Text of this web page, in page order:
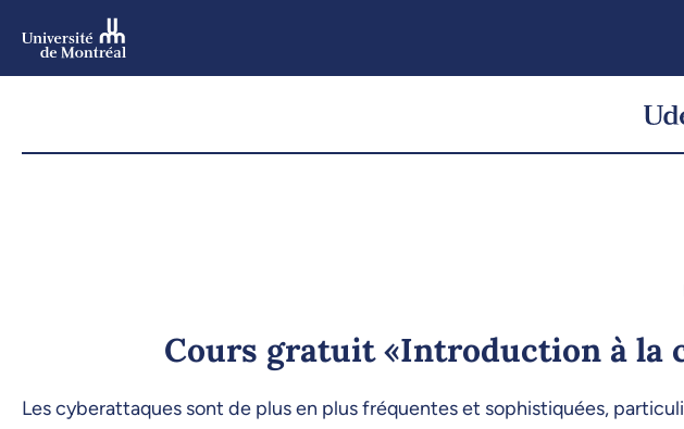
Cours gratuit «Introduction à la
Les cyberattaques sont de plus en plus fréquentes et sophistiquées,